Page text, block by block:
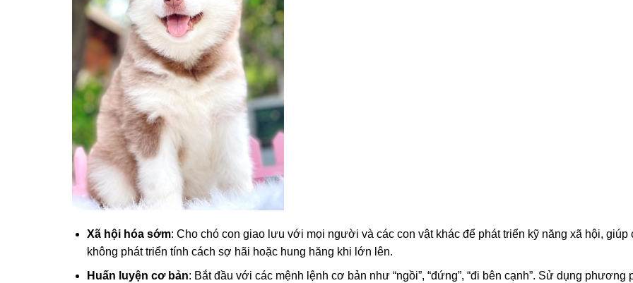
Xã hội hóa sớm: Cho chó con giao lưu với mọi người và các con vật khác để phát triển kỹ năng xã hội, giúp
không phát triển tính cách sợ hãi hoặc hung hăng khi lớn lên.
Huấn luyện cơ bản: Bắt đầu với các mệnh lệnh cơ bản như “ngồi”, “đứng”, “đi bên cạnh”. Sử dụng phương